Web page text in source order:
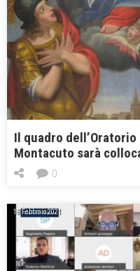
Il quadro
Montacuto sarà
0
18 Febbraio 2021